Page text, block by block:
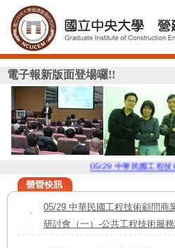
電子報新版面登場囉!!
05/29 中華民國工程技術
˙
05/29 中華民國工程技術顧問商
研討會（一）-公共工程技術服